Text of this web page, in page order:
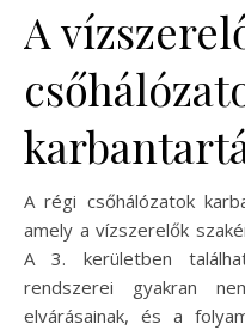
A
A régi csőhálózatok
amely a vízszerelők
A 3. kerületben
rendszerei gyakran
elvárásainak, és a